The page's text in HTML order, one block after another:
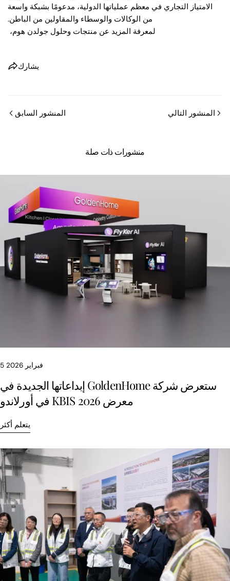
الامتياز التجاري في معظم عملياتها الدولية، مدعومًا بشبكة واسعة
من الوكالات والوسطاء والمقاولين من الباطن.
لمعرفة المزيد عن منتجات وحلول جولدن هوم،
يشارك
المنشور السابق المنشور التالي
منشورات ذات صلة
5 فبراير 2026
ستعرض شركة GoldenHome إبداعاتها الجديدة في
معرض KBIS 2026 في أورلاندو
يتعلم أكثر